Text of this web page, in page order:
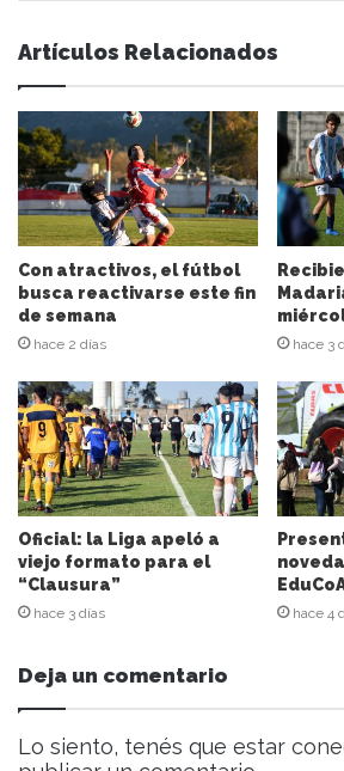
s
u
d
i
r
e
c
c
i
ó
n
d
c
o
r
r
e
o
e
l
e
c
ó
n
i
c
Artículos Relacionados
Con atractivos, el fútbol
busca reactivarse este fin
de semana
hace 2 días hace 3
Oficial: la Liga apeló a
viejo formato para el
“Clausura”
hace 3 días hace 4
Deja un comentario
Lo siento, tenés que estar